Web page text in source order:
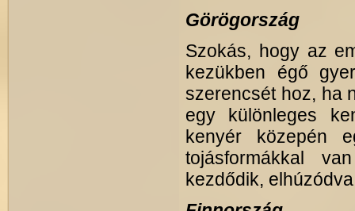
Görögország
Szokás, hogy az
kezükben égő
szerencsét hoz, ha
egy különleges
kenyér közepén
tojásformákkal
kezdődik,